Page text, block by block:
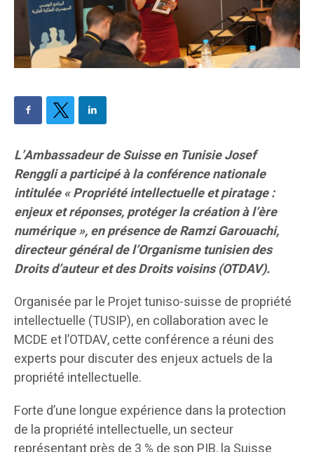
L’Ambassadeur de Suisse en Tunisie Josef
Renggli a participé à la conférence nationale
intitulée « Propriété intellectuelle et piratage :
enjeux et réponses, protéger la création à l’ère
numérique », en présence de Ramzi Garouachi,
directeur général de l’Organisme tunisien des
Droits d’auteur et des Droits voisins (OTDAV).
Organisée par le Projet tuniso-suisse de propriété
intellectuelle (TUSIP), en collaboration avec le
MCDE et l’OTDAV, cette conférence a réuni des
experts pour discuter des enjeux actuels de la
propriété intellectuelle.
Forte d’une longue expérience dans la protection
de la propriété intellectuelle, un secteur